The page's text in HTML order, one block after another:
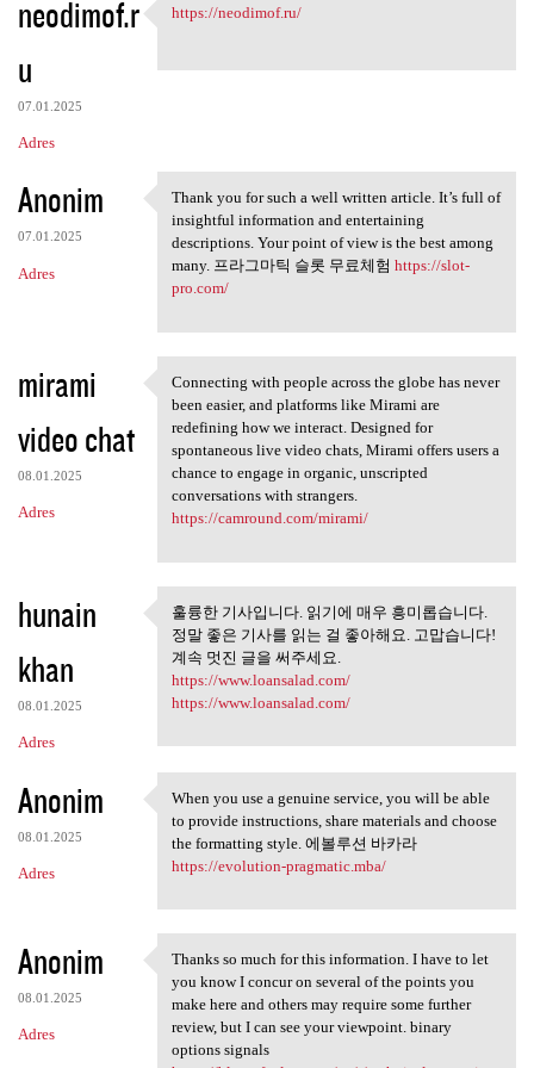
neodimof.r
u
07.01.2025
Adres
https://neodimof.ru/
https://neodimof.ru/
Anonim
07.01.2025
Adres
Thank you for such a well
Thank you for such a well written article. It’s full of
insightful information and entertaining
descriptions. Your point of view is the best among
many. 프라그마틱 슬롯 무료체험 https://slot-
pro.com/
mirami
video chat
08.01.2025
Adres
Connecting with people across
Connecting with people across the globe has never
been easier, and platforms like Mirami are
redefining how we interact. Designed for
spontaneous live video chats, Mirami offers users a
chance to engage in organic, unscripted
conversations with strangers.
https://camround.com/mirami/
hunain
khan
08.01.2025
Adres
훌륭한 기사입니다. 읽기에 매우
흥미롭습니다. 정말
훌륭한 기사입니다. 읽기에 매우 흥미롭습니다.
정말 좋은 기사를 읽는 걸 좋아해요. 고맙습니다!
계속 멋진 글을 써주세요.
https://www.loansalad.com/
https://www.loansalad.com/
Anonim
08.01.2025
Adres
When you use a genuine
When you use a genuine service, you will be able
to provide instructions, share materials and choose
the formatting style. 에볼루션 바카라
https://evolution-pragmatic.mba/
Anonim
08.01.2025
Adres
Thanks so much for this
Thanks so much for this information. I have to let
you know I concur on several of the points you
make here and others may require some further
review, but I can see your viewpoint. binary
options signals